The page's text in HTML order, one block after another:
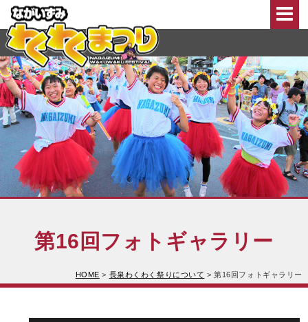
第16回フォトギャラリー
HOME > 長泉わくわく祭りについて >第16回フォトギャラリー